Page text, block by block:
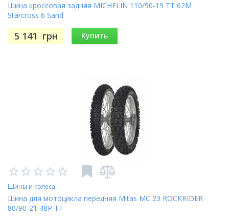
Шина кроссовая задняя MICHELIN 110/90-19 TT 62M
Starcross 6 Sand
5 141 грн Купить
Шины и колеса
Шина для мотоцикла передняя Mitas MC 23 ROCKRIDER
80/90-21 48P TT